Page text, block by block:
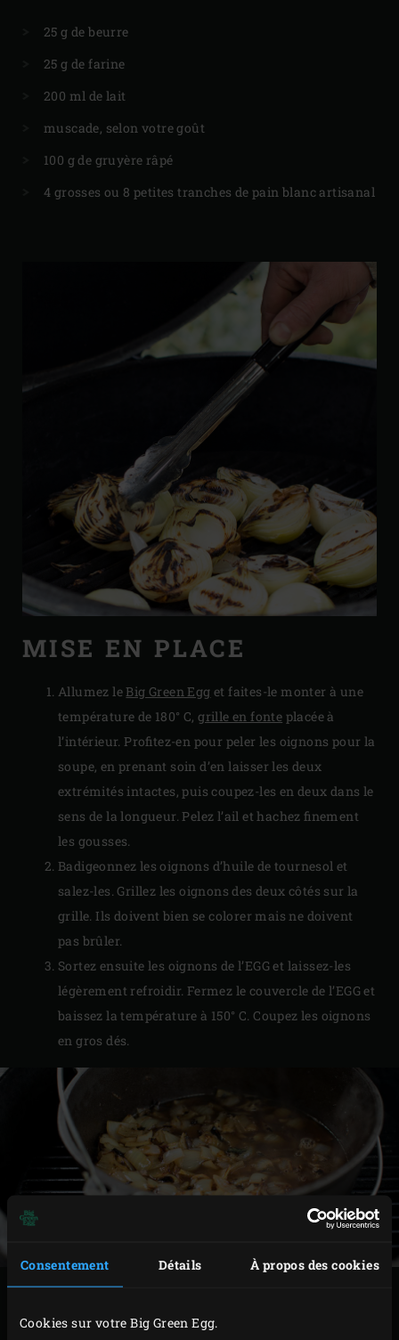
Consentement Détails À propos des cookies
Cookies sur votre Big Green Egg.
25 g de beurre
25 g de farine
200 ml de lait
muscade, selon votre goût
100 g de gruyère râpé
4 grosses ou 8 petites tranches de pain blanc artisanal
MISE EN PLACE
Allumez leBig Green Egg et faites-le monter à une
température de 180° C,grille en fonte placée à
l’intérieur. Profitez-en pour peler les oignons pour la
soupe, en prenant soin d’en laisser les deux
extrémités intactes, puis coupez-les en deux dans le
sens de la longueur. Pelez l’ail et hachez finement
les gousses.
Badigeonnez les oignons d’huile de tournesol et
salez-les. Grillez les oignons des deux côtés sur la
grille. Ils doivent bien se colorer mais ne doivent
pas brûler.
Sortez ensuite les oignons de l’EGG et laissez-les
légèrement refroidir. Fermez le couvercle de l’EGG et
baissez la température à 150° C. Coupez les oignons
en gros dés.